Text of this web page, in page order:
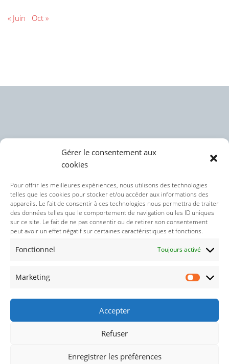
Gérer le consentement aux
cookies
Pour offrir les meilleures expériences, nous utilisons des technologies
telles que les cookies pour stocker et/ou accéder aux informations des
appareils. Le fait de consentir à ces technologies nous permettra de traiter
des données telles que le comportement de navigation ou les ID uniques
sur ce site. Le fait de ne pas consentir ou de retirer son consentement
peut avoir un effet négatif sur certaines caractéristiques et fonctions.
Fonctionnel Toujours activé
Marketing
Accepter
Refuser
Enregistrer les préférences
« Juin Oct »
Politique des cookies (UE)
Politique de confidentialité
Nos réseaux sociaux :